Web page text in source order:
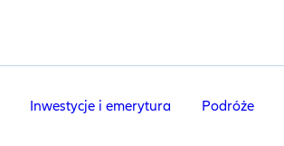
Inwestycje i emerytura Podróże